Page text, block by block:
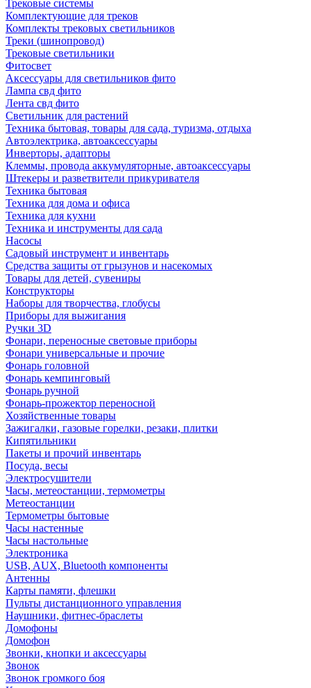
Трековые системы
Комплектующие для треков
Комплекты трековых светильников
Треки (шинопровод)
Трековые светильники
Фитосвет
Аксессуары для светильников фито
Лампа свд фито
Лента свд фито
Светильник для растений
Техника бытовая, товары для сада, туризма, отдыха
Автоэлектрика, автоаксессуары
Инверторы, адапторы
Клеммы, провода аккумуляторные, автоаксессуары
Штекеры и разветвители прикуривателя
Техника бытовая
Техника для дома и офиса
Техника для кухни
Техника и инструменты для сада
Насосы
Садовый инструмент и инвентарь
Средства защиты от грызунов и насекомых
Товары для детей, сувениры
Конструкторы
Наборы для творчества, глобусы
Приборы для выжигания
Ручки 3D
Фонари, переносные световые приборы
Фонари универсальные и прочие
Фонарь головной
Фонарь кемпинговый
Фонарь ручной
Фонарь-прожектор переносной
Хозяйственные товары
Зажигалки, газовые горелки, резаки, плитки
Кипятильники
Пакеты и прочий инвентарь
Посуда, весы
Электросушители
Часы, метеостанции, термометры
Метеостанции
Термометры бытовые
Часы настенные
Часы настольные
Электроника
USB, AUX, Bluetooth компоненты
Антенны
Карты памяти, флешки
Пульты дистанционного управления
Наушники, фитнес-браслеты
Домофоны
Домофон
Звонки, кнопки и аксессуары
Звонок
Звонок громкого боя